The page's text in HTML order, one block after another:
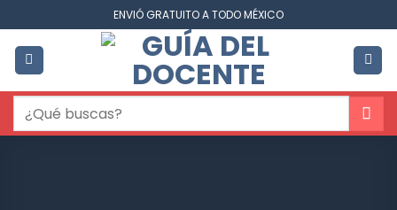
al
contenido
ENVIÓ GRATUITO A TODO MÉXICO
Buscar
por: